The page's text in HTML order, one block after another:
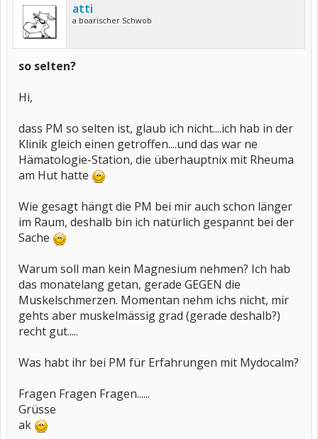
atti
a boarischer Schwob
so selten?
Hi,
dass PM so selten ist, glaub ich nicht....ich hab in der
Klinik gleich einen getroffen....und das war ne
Hämatologie-Station, die überhauptnix mit Rheuma
am Hut hatte
Wie gesagt hängt die PM bei mir auch schon länger
im Raum, deshalb bin ich natürlich gespannt bei der
Sache
Warum soll man kein Magnesium nehmen? Ich hab
das monatelang getan, gerade GEGEN die
Muskelschmerzen. Momentan nehm ichs nicht, mir
gehts aber muskelmässig grad (gerade deshalb?)
recht gut.....
Was habt ihr bei PM für Erfahrungen mit Mydocalm?
Fragen Fragen Fragen......
Grüsse
ak